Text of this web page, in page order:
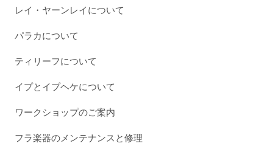
レイ・ヤーンレイについて
パラカについて
ティリーフについて
イプとイプヘケについて
ワークショップのご案内
フラ楽器のメンテナンスと修理